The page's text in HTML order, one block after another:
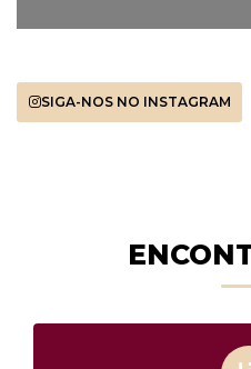
SIGA-NOS NO INSTAGRAM